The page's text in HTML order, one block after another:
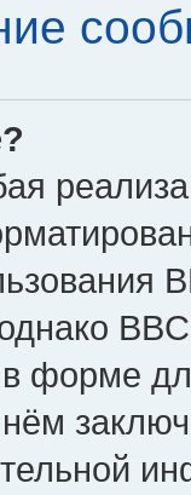
форме